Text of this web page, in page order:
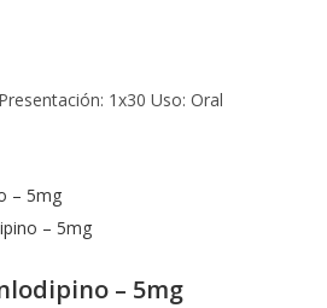
1x30 Uso: Oral
– 5mg